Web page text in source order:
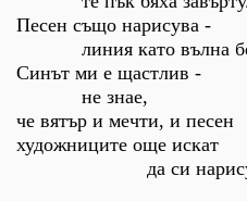
Песен също нарисува -
линия като вълна
Синът ми е щастлив -
не знае,
че вятър и мечти, и песен
художниците още искат
да си